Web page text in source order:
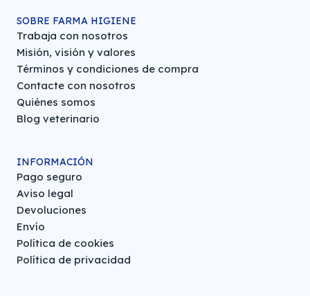
SOBRE FARMA HIGIENE
Trabaja con nosotros
Misión, visión y valores
Términos y condiciones de compra
Contacte con nosotros
Quiénes somos
Blog veterinario
INFORMACIÓN
Pago seguro
Aviso legal
Devoluciones
Envío
Política de cookies
Política de privacidad